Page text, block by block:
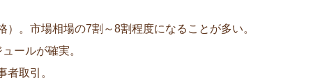
。市場相場の7割～8割程度になることが多い。
ールが確実。
者取引。